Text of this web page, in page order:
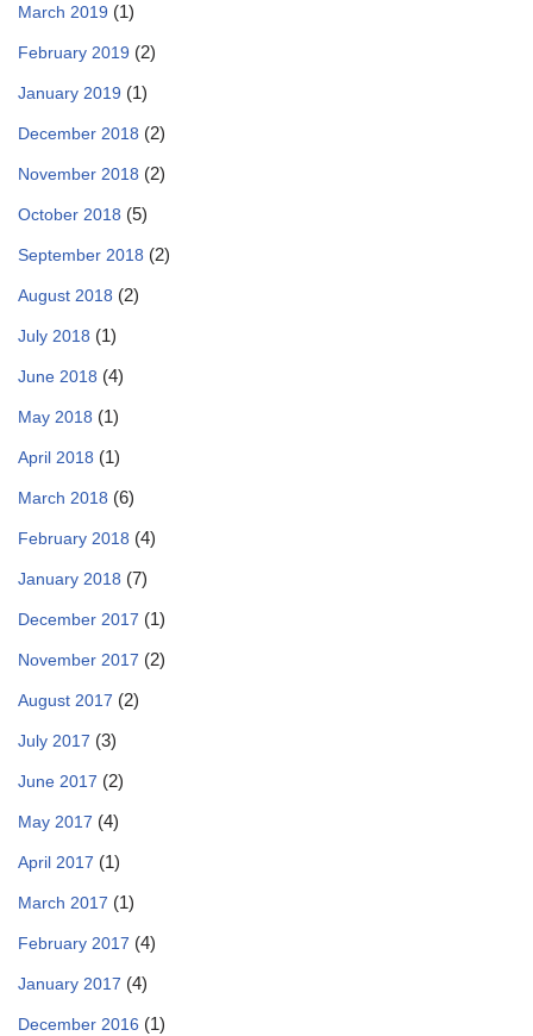
March 2019 (1)
February 2019 (2)
January 2019 (1)
December 2018 (2)
November 2018 (2)
October 2018 (5)
September 2018 (2)
August 2018 (2)
July 2018 (1)
June 2018 (4)
May 2018 (1)
April 2018 (1)
March 2018 (6)
February 2018 (4)
January 2018 (7)
December 2017 (1)
November 2017 (2)
August 2017 (2)
July 2017 (3)
June 2017 (2)
May 2017 (4)
April 2017 (1)
March 2017 (1)
February 2017 (4)
January 2017 (4)
December 2016 (1)